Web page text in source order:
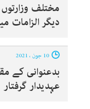
دیگر الزامات
بدعنوانی کے
عہدیدار گرفتار